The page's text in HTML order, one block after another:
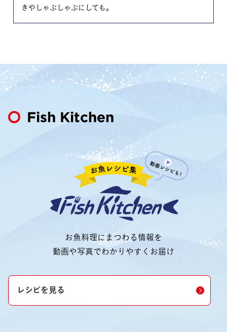
きやしゃぶしゃぶにしても。
Fish Kitchen
お魚料理にまつわる情報を
動画や写真でわかりやすくお届け
レシピを見る